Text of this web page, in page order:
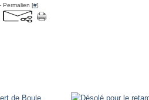
- Permalien [#]